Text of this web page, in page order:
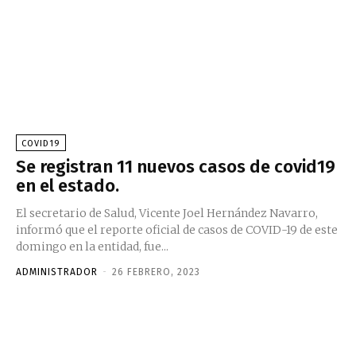
COVID19
Se registran 11 nuevos casos de covid19
en el estado.
El secretario de Salud, Vicente Joel Hernández Navarro,
informó que el reporte oficial de casos de COVID-19 de este
domingo en la entidad, fue...
ADMINISTRADOR - 26 FEBRERO, 2023